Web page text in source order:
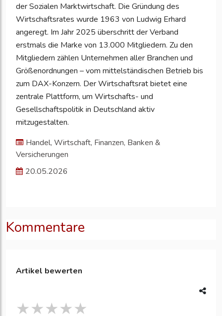
der Sozialen Marktwirtschaft. Die Gründung des
Wirtschaftsrates wurde 1963 von Ludwig Erhard
angeregt. Im Jahr 2025 überschritt der Verband
erstmals die Marke von 13.000 Mitgliedern. Zu den
Mitgliedern zählen Unternehmen aller Branchen und
Größenordnungen – vom mittelständischen Betrieb bis
zum DAX-Konzern. Der Wirtschaftsrat bietet eine
zentrale Plattform, um Wirtschafts- und
Gesellschaftspolitik in Deutschland aktiv
mitzugestalten.
Handel, Wirtschaft, Finanzen, Banken &
Versicherungen
20.05.2026
Kommentare
Artikel bewerten